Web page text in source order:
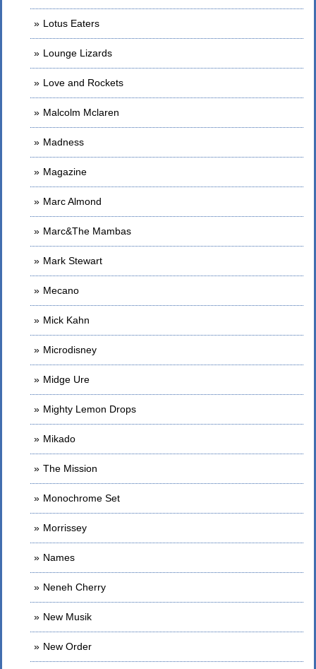
Lotus Eaters
Lounge Lizards
Love and Rockets
Malcolm Mclaren
Madness
Magazine
Marc Almond
Marc&The Mambas
Mark Stewart
Mecano
Mick Kahn
Microdisney
Midge Ure
Mighty Lemon Drops
Mikado
The Mission
Monochrome Set
Morrissey
Names
Neneh Cherry
New Musik
New Order